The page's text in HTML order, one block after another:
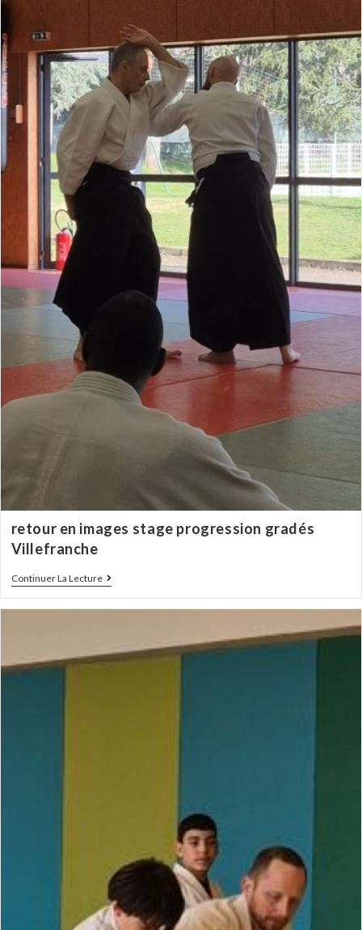
retour en images stage progression gradés
Villefranche
Continuer La Lecture